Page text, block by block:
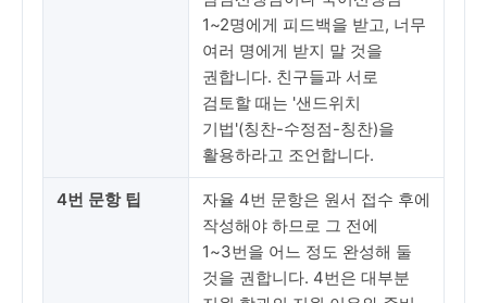
1~2명에게 피드백을 받고, 너무
여러 명에게 받지 말 것을
권합니다. 친구들과 서로
검토할 때는 '샌드위치
기법'(칭찬-수정점-칭찬)을
활용하라고 조언합니다.
4번 문항 팁
자율 4번 문항은 원서 접수 후에
작성해야 하므로 그 전에
1~3번을 어느 정도 완성해 둘
것을 권합니다. 4번은 대부분